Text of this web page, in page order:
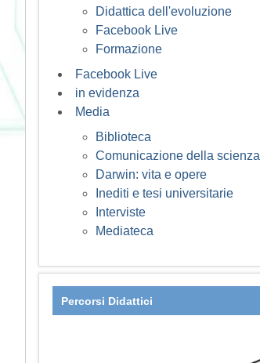
Didattica dell'evoluzione
Facebook Live
Formazione
Facebook Live
in evidenza
Media
Biblioteca
Comunicazione della scienza
Darwin: vita e opere
Inediti e tesi universitarie
Interviste
Mediateca
Percorsi Didattici